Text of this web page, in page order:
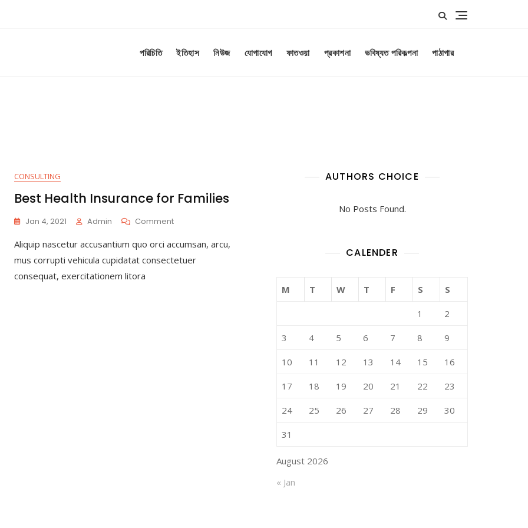
পরিচিতি
ইতিহাস নিউজ যোগাযোগ ফাতওয়া প্রকাশনা ভবিষ্যত পরিকল্পনা পাঠাগার
CONSULTING
Best Health Insurance for Families
Jan 4, 2021 Admin CommentOn
Health
Insurance
Aliquip nascetur accusantium quo orci accumsan, arcu,
mus corrupti vehicula cupidatat consectetuer
consequat, exercitationem litora
AUTHORS CHOICE
No Posts Found.
CALENDER
August 2026
M T W T F S S
1 2
3 4 5 6 7 8 9
10 11 12 13 14 15 16
17 18 19 20 21 22 23
24 25 26 27 28 29 30
31
« Jan